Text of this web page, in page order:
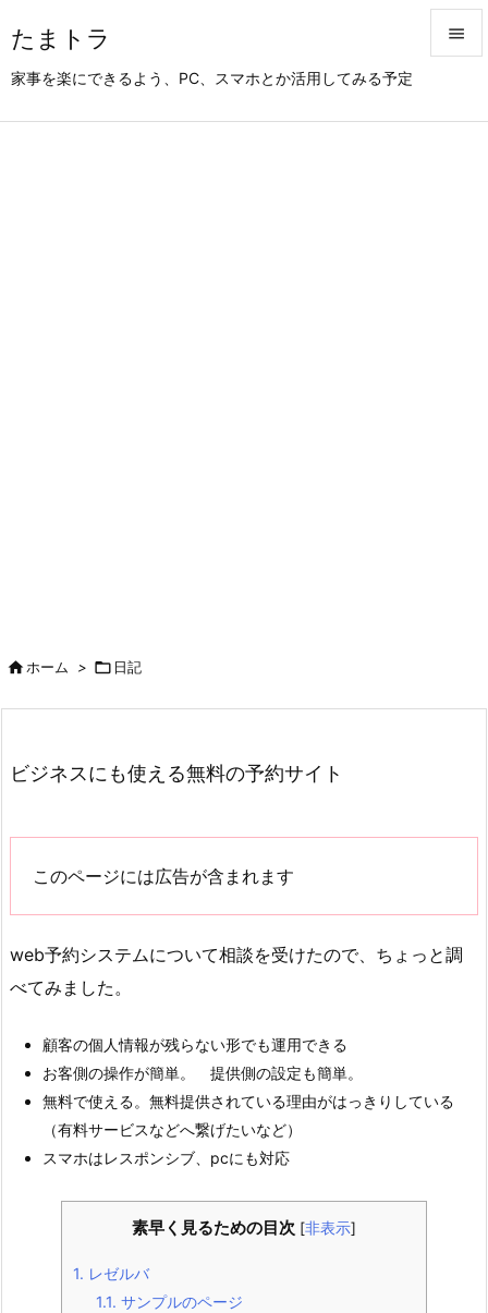
たまトラ
家事を楽にできるよう、PC、スマホとか活用してみる予定

ホーム >  日記
ビジネスにも使える無料の予約サイト
このページには広告が含まれます
web予約システムについて相談を受けたので、ちょっと調
べてみました。
顧客の個人情報が残らない形でも運用できる
お客側の操作が簡単。 提供側の設定も簡単。
無料で使える。無料提供されている理由がはっきりしている
（有料サービスなどへ繋げたいなど）
スマホはレスポンシブ、pcにも対応
素早く見るための目次 [非表示]
1. レゼルバ
1.1. サンプルのページ